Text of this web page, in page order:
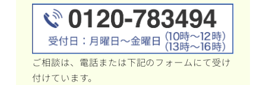
ご相談は、電話または下記のフォームにて受け
付けています。